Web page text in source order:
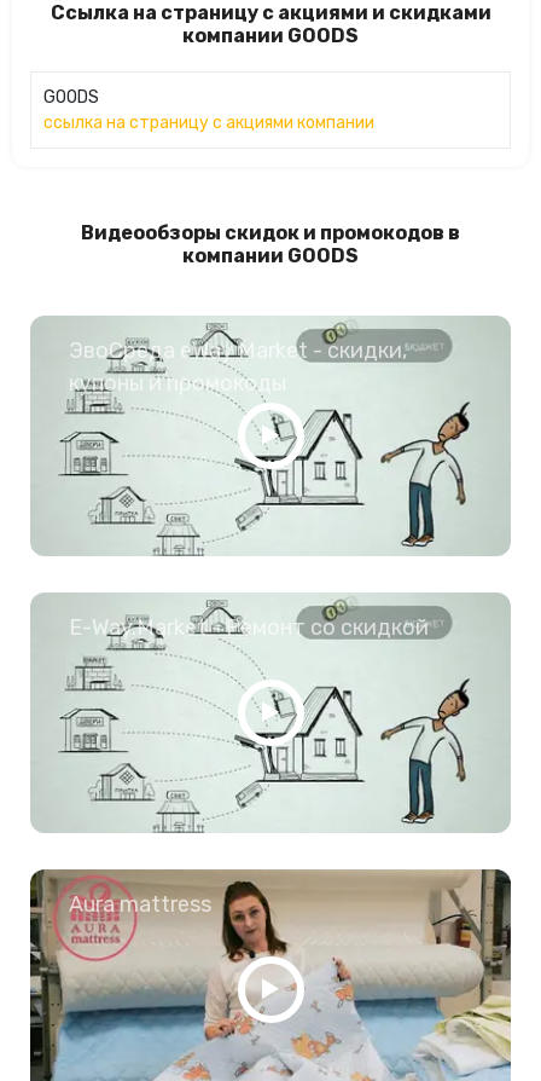
Ссылка на страницу с акциями и скидками
компании GOODS
GOODS
ссылка на страницу с акциями компании
Видеообзоры скидок и промокодов в
компании GOODS
ЭвоСреда eWay Market - скидки,
купоны и промокоды
E-Way.Market - Ремонт со скидкой
Aura mattress